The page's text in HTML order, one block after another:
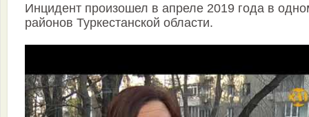
Инцидент произошел в апреле 2019 года в
районов Туркестанской области.